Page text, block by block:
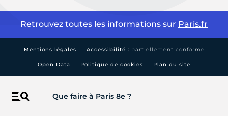
Menu Que faire à Paris 8e ?
Retrouvez toutes les informations sur Paris.fr
Mentions légales Accessibilité : partiellement conforme
Open Data Politique de cookies Plan du site